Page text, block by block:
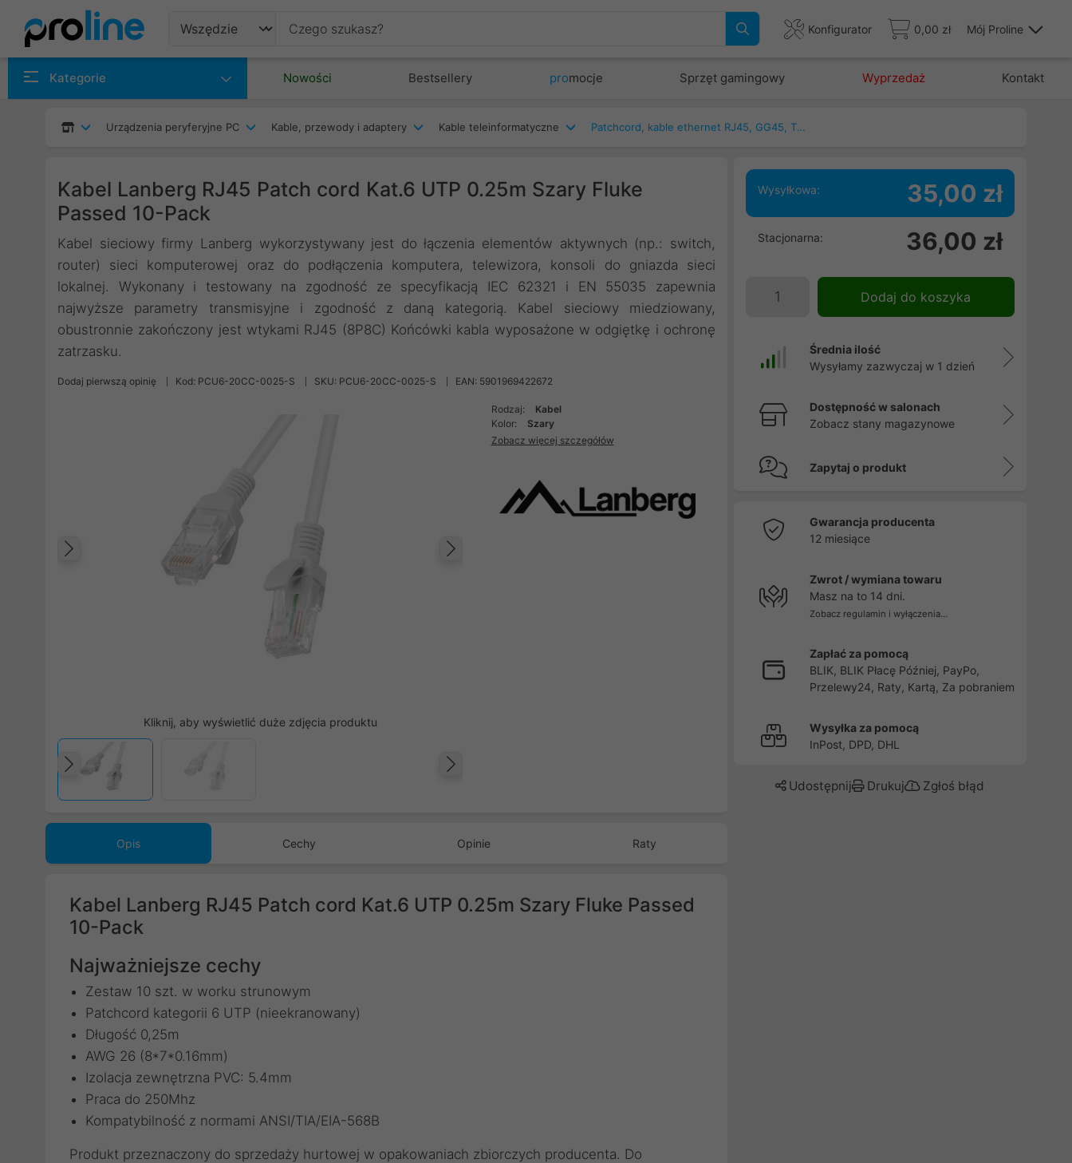
Konfigurator 0,00 zł Mój Proline
Kategorie Nowości Bestsellery promocje Sprzęt gamingowy Wyprzedaż Kontakt
Urządzenia peryferyjne PC Kable, przewody i adaptery Kable teleinformatyczne Patchcord, kable ethernet RJ45, GG45, TERA
Kabel Lanberg RJ45 Patch cord Kat.6 UTP 0.25m Szary Fluke
Passed 10-Pack
Kabel sieciowy firmy Lanberg wykorzystywany jest do łączenia elementów aktywnych (np.: switch,
router) sieci komputerowej oraz do podłączenia komputera, telewizora, konsoli do gniazda sieci
lokalnej. Wykonany i testowany na zgodność ze specyfikacją IEC 62321 i EN 55035 zapewnia
najwyższe parametry transmisyjne i zgodność z daną kategorią. Kabel sieciowy miedziowany,
obustronnie zakończony jest wtykami RJ45 (8P8C) Końcówki kabla wyposażone w odgiętkę i ochronę
zatrzasku.
Dodaj pierwszą opinię Kod: PCU6-20CC-0025-S SKU: PCU6-20CC-0025-S EAN: 5901969422672
Poprzedni
Kliknij, aby wyświetlić duże zdjęcia produktu
Poprzedni
Rodzaj:
Kabel
Kolor:
Szary
Zobacz więcej szczegółów
Opis Cechy Opinie Raty
Kabel Lanberg RJ45 Patch cord Kat.6 UTP 0.25m Szary Fluke Passed
10-Pack
Najważniejsze cechy
Zestaw 10 szt. w worku strunowym
Patchcord kategorii 6 UTP (nieekranowany)
Długość 0,25m
AWG 26 (8*7*0.16mm)
Izolacja zewnętrzna PVC: 5.4mm
Praca do 250Mhz
Kompatybilność z normami ANSI/TIA/EIA-568B
Produkt przeznaczony do sprzedaży hurtowej w opakowaniach zbiorczych producenta. Do
Wysyłkowa: 35,00 zł
Stacjonarna: 36,00 zł
Dodaj do koszyka
Średnia ilość
Wysyłamy zazwyczaj w 1 dzień
Dostępność w salonach
Zobacz stany magazynowe
Zapytaj o produkt
Gwarancja producenta
12 miesiące
Zwrot / wymiana towaru
Masz na to 14 dni.
Zobacz regulamin i wyłączenia...
Zapłać za pomocą
BLIK, BLIK Płacę Później, PayPo,
Przelewy24, Raty, Kartą, Za pobraniem
Wysyłka za pomocą
InPost, DPD, DHL
Udostępnij Drukuj Zgłoś błąd